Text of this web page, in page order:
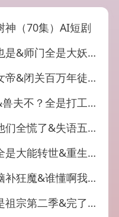
神（70集）AI短剧
好巧我也是（60集）AI短剧
弟全是女帝（80集）AI短剧
是打工人（65集）AI短剧
一开口他们全慌了（65集）AI短剧
妹妹全是大能转世（60集）AI短剧
属全是脑补狂魔（81集）AI短剧
来的全是祖宗第二季（80集）AI短剧